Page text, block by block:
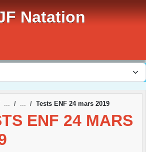
Natation
Tests ENF 24 mars 2019
ENF 24 MARS
cookies